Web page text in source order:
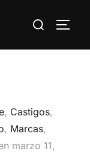
Buscar:
, Castigos,
, Marcas,
Publicado
marzo 11,